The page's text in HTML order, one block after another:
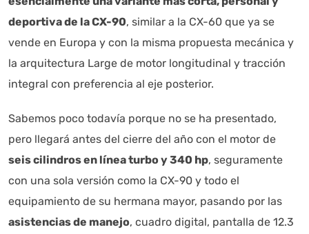
deportiva de la CX-90, similar a la CX-60 que ya se
vende en Europa y con la misma propuesta mecánica y
la arquitectura Large de motor longitudinal y tracción
integral con preferencia al eje posterior.
Sabemos poco todavía porque no se ha presentado,
pero llegará antes del cierre del año con el motor de
seis cilindros en línea turbo y 340 hp, seguramente
con una sola versión como la CX-90 y todo el
equipamiento de su hermana mayor, pasando por las
asistencias de manejo, cuadro digital, pantalla de 12.3